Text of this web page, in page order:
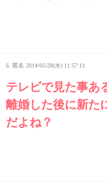
6. 匿名 2014/05/28(水) 11:57:11
テレビで見た事あ
離婚した後に新た
だよね？